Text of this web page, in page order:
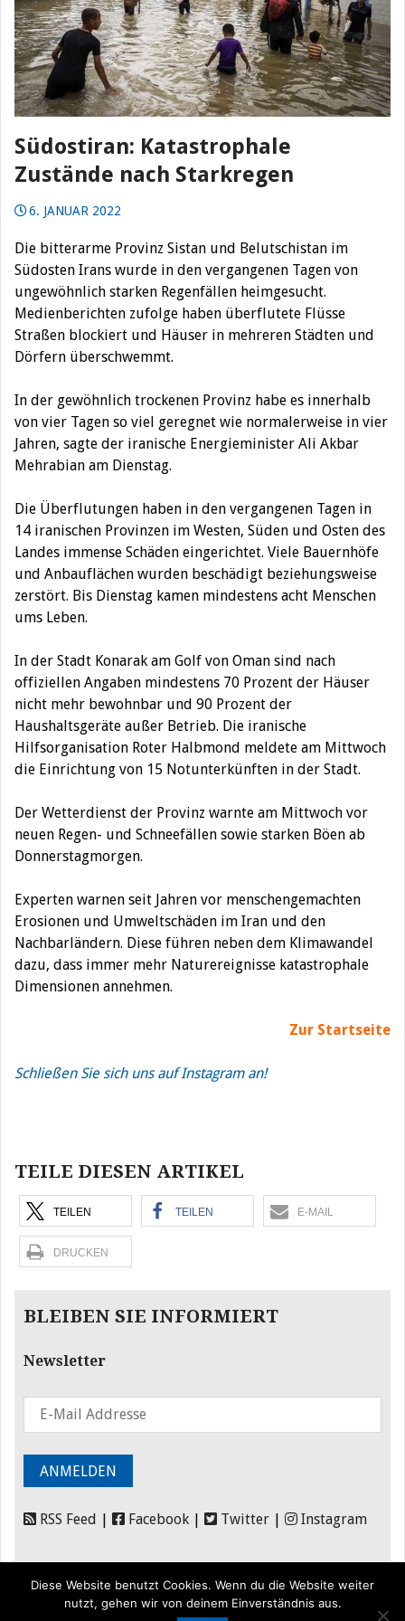
Südostiran: Katastrophale
Zustände nach Starkregen
6. JANUAR 2022
Die bitterarme Provinz Sistan und Belutschistan im
Südosten Irans wurde in den vergangenen Tagen von
ungewöhnlich starken Regenfällen heimgesucht.
Medienberichten zufolge haben überflutete Flüsse
Straßen blockiert und Häuser in mehreren Städten und
Dörfern überschwemmt.
In der gewöhnlich trockenen Provinz habe es innerhalb
von vier Tagen so viel geregnet wie normalerweise in vier
Jahren, sagte der iranische Energieminister Ali Akbar
Mehrabian am Dienstag.
Die Überflutungen haben in den vergangenen Tagen in
14 iranischen Provinzen im Westen, Süden und Osten des
Landes immense Schäden eingerichtet. Viele Bauernhöfe
und Anbauflächen wurden beschädigt beziehungsweise
zerstört. Bis Dienstag kamen mindestens acht Menschen
ums Leben.
In der Stadt Konarak am Golf von Oman sind nach
offiziellen Angaben mindestens 70 Prozent der Häuser
nicht mehr bewohnbar und 90 Prozent der
Haushaltsgeräte außer Betrieb. Die iranische
Hilfsorganisation Roter Halbmond meldete am Mittwoch
die Einrichtung von 15 Notunterkünften in der Stadt.
Der Wetterdienst der Provinz warnte am Mittwoch vor
neuen Regen- und Schneefällen sowie starken Böen ab
Donnerstagmorgen.
Experten warnen seit Jahren vor menschengemachten
Erosionen und Umweltschäden im Iran und den
Nachbarländern. Diese führen neben dem Klimawandel
dazu, dass immer mehr Naturereignisse katastrophale
Dimensionen annehmen.
Zur Startseite
Schließen Sie sich uns auf Instagram an!
TEILE DIESEN ARTIKEL
TEILEN TEILEN E-MAIL
DRUCKEN
BLEIBEN SIE INFORMIERT
Newsletter
RSS Feed | Facebook | Twitter | Instagram
Diese Website benutzt Cookies. Wenn du die Website weiter
nutzt, gehen wir von deinem Einverständnis aus.